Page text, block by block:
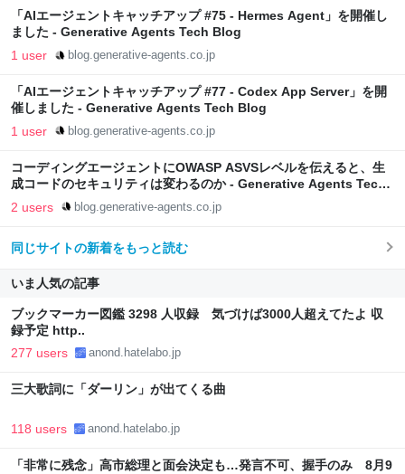
「AIエージェントキャッチアップ #75 - Hermes Agent」を開催し
ました - Generative Agents Tech Blog
1 user blog.generative-agents.co.jp
「AIエージェントキャッチアップ #77 - Codex App Server」を開
催しました - Generative Agents Tech Blog
1 user blog.generative-agents.co.jp
コーディングエージェントにOWASP ASVSレベルを伝えると、生
成コードのセキュリティは変わるのか - Generative Agents Tech
Blog
2 users blog.generative-agents.co.jp
同じサイトの新着をもっと読む
いま人気の記事
ブックマーカー図鑑 3298 人収録 気づけば3000人超えてたよ 収
録予定 http..
277 users anond.hatelabo.jp
三大歌詞に「ダーリン」が出てくる曲
118 users anond.hatelabo.jp
「非常に残念」高市総理と面会決定も…発言不可、握手のみ 8月9